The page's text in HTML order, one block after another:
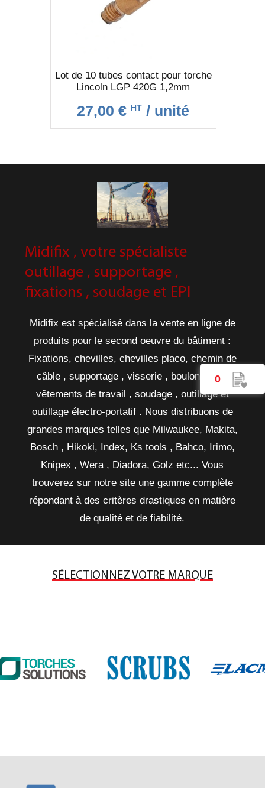
0
Lot de 10 tubes contact pour torche
Lincoln LGP 420G 1,2mm
27,00 € HT / unité
Midifix , votre spécialiste
outillage , supportage ,
fixations , soudage et EPI
Midifix est spécialisé dans la vente en ligne de
produits pour le second oeuvre du bâtiment :
Fixations, chevilles, chevilles placo, chemin de
câble , supportage , visserie , boulonnerie ,
vêtements de travail , soudage , outillage et
outillage électro-portatif . Nous distribuons de
grandes marques telles que Milwaukee, Makita,
Bosch , Hikoki, Index, Ks tools , Bahco, Irimo,
Knipex , Wera , Diadora, Golz etc... Vous
trouverez sur notre site une gamme complète
répondant à des critères drastiques en matière
de qualité et de fiabilité.
SÉLECTIONNEZ VOTRE MARQUE